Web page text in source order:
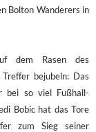
Bolton Wanderers in
dem Rasen des
bejubeln: Das
bei so viel Fußhall-
Bobic hat das Tore
zum Sieg seiner